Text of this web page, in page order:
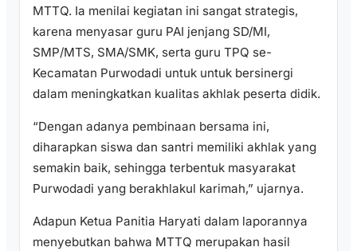
MTTQ. Ia menilai kegiatan ini sangat strategis,
karena menyasar guru PAI jenjang SD/MI,
SMP/MTS, SMA/SMK, serta guru TPQ se-
Kecamatan Purwodadi untuk untuk bersinergi
dalam meningkatkan kualitas akhlak peserta didik.
“Dengan adanya pembinaan bersama ini,
diharapkan siswa dan santri memiliki akhlak yang
semakin baik, sehingga terbentuk masyarakat
Purwodadi yang berakhlakul karimah,” ujarnya.
Adapun Ketua Panitia Haryati dalam laporannya
menyebutkan bahwa MTTQ merupakan hasil